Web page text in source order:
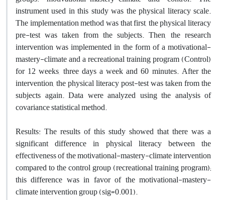
instrument used in this study was the physical literacy scale.
The implementation method was that first, the physical literacy
pre-test was taken from the subjects. Then, the research
intervention was implemented in the form of a motivational-
mastery-climate and a recreational training program (Control)
for 12 weeks, three days a week and 60 minutes. After the
intervention, the physical literacy post-test was taken from the
subjects again. Data were analyzed using the analysis of
covariance statistical method.
Results: The results of this study showed that there was a
significant difference in physical literacy between the
effectiveness of the motivational-mastery-climate intervention
compared to the control group (recreational training program);
this difference was in favor of the motivational-mastery-
climate intervention group (sig=0.001).